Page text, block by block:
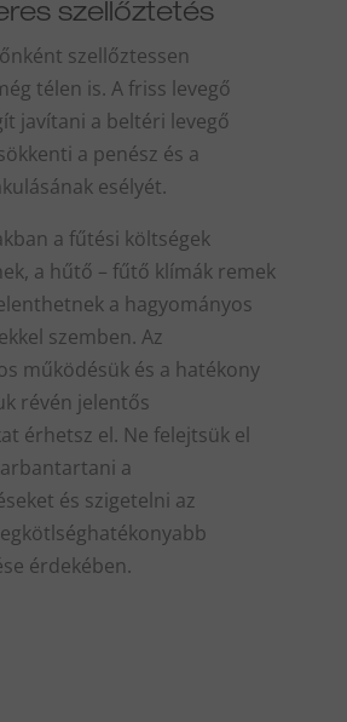
szellőztetés
szellőztessen
télen is. A friss levegő
javítani a beltéri levegő
a penész és a
esélyét.
a fűtési költségek
a hűtő – fűtő klímák remek
a hagyományos
szemben. Az
működésük és a hatékony
révén jelentős
érhetsz el. Ne felejtsük el
a
és szigetelni az
érdekében.